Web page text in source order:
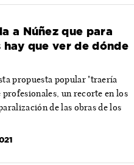
a Núñez que para
que ver de dónde
propuesta popular "traería
profesionales, un recorte en los
de las obras de los